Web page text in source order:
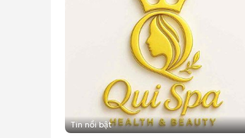
Tin nổi bật